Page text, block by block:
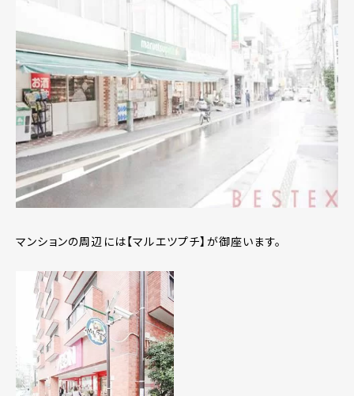
マンションの周辺には【マルエツプチ】が御座います。